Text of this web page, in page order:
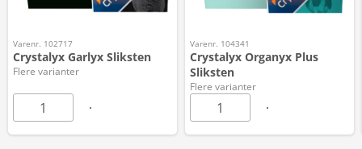
Varenr. 102717
Crystalyx Garlyx Sliksten
Flere varianter
Varenr. 104341
Crystalyx Organyx Plus
Sliksten
Flere varianter